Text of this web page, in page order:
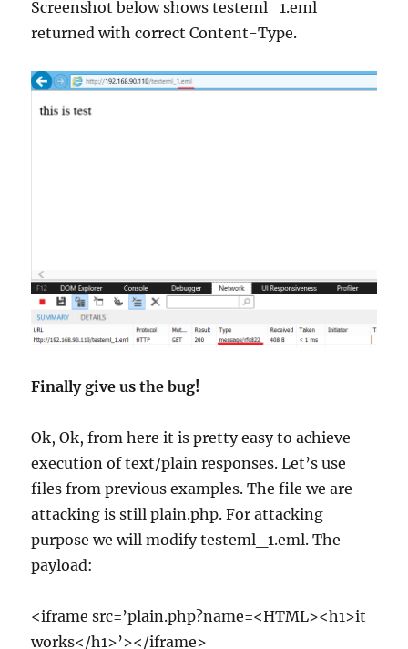
Screenshot below shows testeml_1.eml
returned with correct Content-Type.
Finally give us the bug!
Ok, Ok, from here it is pretty easy to achieve
execution of text/plain responses. Let’s use
files from previous examples. The file we are
attacking is still plain.php. For attacking
purpose we will modify testeml_1.eml. The
payload:
<iframe src=’plain.php?name=<HTML><h1>it
works</h1>’></iframe>